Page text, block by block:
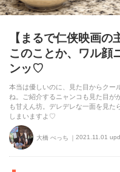
【まるで仁侠映画
このことか、ワル顔
ンッ♡
本当は優しいのに、見た目からクー
ね。ご紹介するニャンコも見た目が
も甘えん坊。デレデレな一面を見た
しまいますよ♡
大橋 ぺっち 2021.11.01